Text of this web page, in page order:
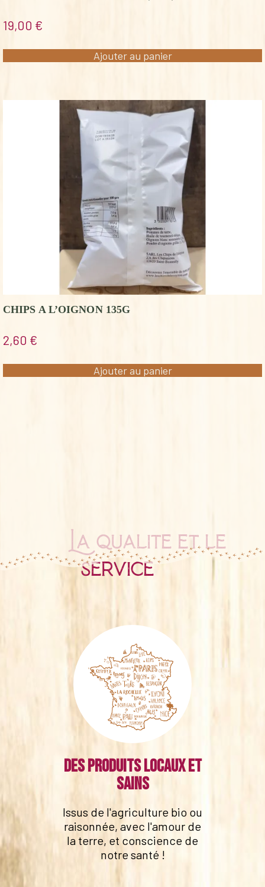
19,00 €
Ajouter au panier
CHIPS A L’OIGNON 135G
2,60 €
Ajouter au panier
La qualité et le
service
Des produits locaux et
sains
Issus de l'agriculture bio ou
raisonnée, avec l'amour de
la terre, et conscience de
notre santé !